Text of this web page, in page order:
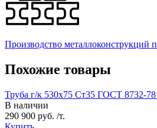
Производство металлоконструкций
Похожие товары
Труба г/к 530х75 Ст35 ГОСТ 8732-
В наличии
290 900 руб. /т.